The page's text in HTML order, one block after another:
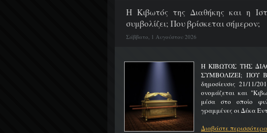
H Κιβωτός της Διαθήκης και η
συμβολίζει; Που βρίσκεται σήμερον;
Σάββατο, 1 Αυγούστου 2026
Η ΚΙΒΩΤΟΣ ΤΗΣ
ΣΥΜΒΟΛΙΖΕΙ;
δημοσίευσις 21/
ονομάζεται και
μέσα στο οποίο
γραμμένες οι Δέκα
Διαβάστε